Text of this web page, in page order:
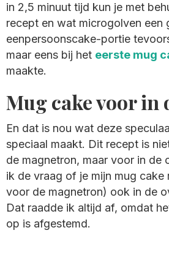
in 2,5 minuut tijd kun je met
recept en wat microgolven een
eenpersoonscake-portie
maar eens bij het eerste mug
maakte.
Mug cake voor in
En dat is nou wat deze
speciaal maakt. Dit recept is
de magnetron, maar voor in de
ik de vraag of je mijn mug
voor de magnetron) ook in de
Dat raadde ik altijd af, omdat
op is afgestemd.